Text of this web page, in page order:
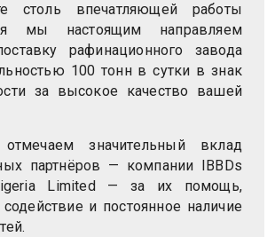
столь впечатляющей работы
мы настоящим направляем
рафинационного завода
100 тонн в сутки в знак
за высокое качество вашей
значительный вклад
партнёров — компании IBBDs
Limited — за их помощь,
и постоянное наличие